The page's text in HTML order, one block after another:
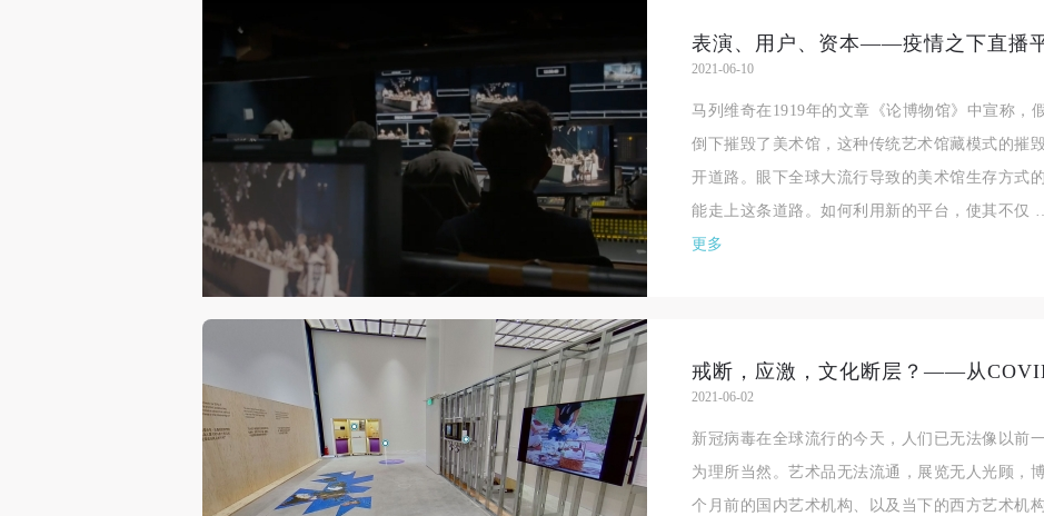
表演、用户、资本——疫情之下直播
2021-06-10
马列维奇在1919年的文章《论博物馆》中宣称，
倒下摧毁了美术馆，这种传统艺术馆藏模式的摧
开道路。眼下全球大流行导致的美术馆生存方式
能走上这条道路。如何利用新的平台，使其不仅
更多
2021-06-02
新冠病毒在全球流行的今天，人们已无法像以前
为理所当然。艺术品无法流通，展览无人光顾，
个月前的国内艺术机构、以及当下的西方艺术机